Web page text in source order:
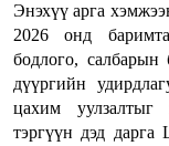
Энэхүү арга
2026 онд
бодлого, салбарын
дүүргийн
цахим
тэргүүн дэд дарга